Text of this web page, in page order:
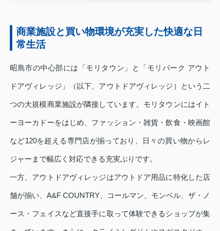
商業施設と買い物環境が充実した快適な日
常生活
昭島市の中心部には「モリタウン」と「モリパーク アウト
ドアヴィレッジ」（以下、アウトドアヴィレッジ）という二
つの大規模商業施設が隣接しています。モリタウンにはイト
ーヨーカドーをはじめ、ファッション・雑貨・飲食・映画館
など120を超える専門店が揃っており、日々の買い物からレ
ジャーまで幅広く対応できる充実ぶりです。
一方、アウトドアヴィレッジはアウトドア用品に特化した店
舗が揃い、A&F COUNTRY、コールマン、モンベル、ザ・ノ
ース・フェイスなど直接手に取って体験できるショップが集